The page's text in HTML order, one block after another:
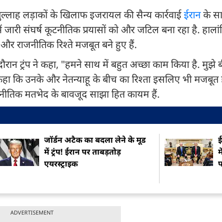
लड़ाकों के खिलाफ इजरायल की सैन्य कार्रवाईईरानके
जारी संघर्ष कूटनीतिक प्रयासों को और जटिल बना रहा है.
राजनीतिक रिश्ते मजबूत बने हुए हैं.
ट्रंप ने कहा, "हमने साथ में बहुत अच्छा काम किया है. मुझे
कि उनके और नेतन्याहू के बीच का रिश्ता इसलिए भी मजबूत
मतभेद के बावजूद साझा हित कायम हैं.
जॉर्डन अटैक का बदला लेने के मूड
में ट्रंप! ईरान पर ताबड़तोड़
एयरस्ट्राइक
ADVERTISEMENT